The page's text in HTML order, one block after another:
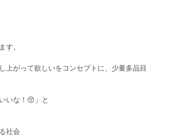
す。
上がって欲しいをコンセプトに、少量多品目
いな！😚」と
社会